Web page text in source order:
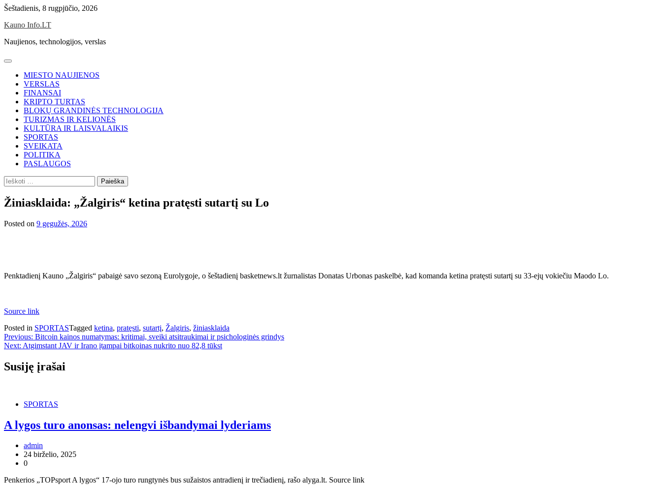
Skip
content
Šeštadienis, 8 rugpjūčio, 2026
Kauno Info.LT
Naujienos, technologijos, verslas
MIESTO NAUJIENOS
VERSLAS
FINANSAI
KRIPTO TURTAS
BLOKŲ GRANDINĖS TECHNOLOGIJA
TURIZMAS IR KELIONĖS
KULTŪRA IR LAISVALAIKIS
SPORTAS
SVEIKATA
POLITIKA
PASLAUGOS
Ieškoti:
Žiniasklaida: „Žalgiris“ ketina pratęsti sutartį su Lo
Posted on 9 gegužės, 2026
Penktadienį Kauno „Žalgiris“ pabaigė savo sezoną Eurolygoje, o šeštadienį basketnews.lt žurnalistas Donatas Urbonas paskelbė, kad komanda ketina pratęsti sutartį su 33-ejų vokiečiu Maodo Lo.
Source link
Posted in SPORTASTagged ketina, pratęsti, sutartį, Žalgiris, žiniasklaida
Navigacija
tarp
įrašų
Previous: Bitcoin kainos numatymas: kritimai, sveiki atsitraukimai ir psichologinės grindys
Next: Atgimstant JAV ir Irano įtampai bitkoinas nukrito nuo 82,8 tūkst
Susiję įrašai
SPORTAS
A lygos turo anonsas: nelengvi išbandymai lyderiams
admin
24 birželio, 2025
0
Penkerios „TOPsport A lygos“ 17-ojo turo rungtynės bus sužaistos antradienį ir trečiadienį, rašo alyga.lt. Source link